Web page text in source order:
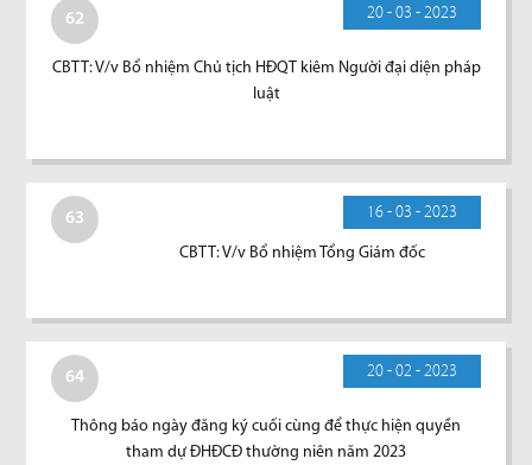
62 20 - 03 - 2023
CBTT: V/v Bổ nhiệm Chủ tịch HĐQT kiêm Người đại diện pháp
luật
63 16 - 03 - 2023
CBTT: V/v Bổ nhiệm Tổng Giám đốc
64 20 - 02 - 2023
Thông báo ngày đăng ký cuối cùng để thực hiện quyền
tham dự ĐHĐCĐ thường niên năm 2023